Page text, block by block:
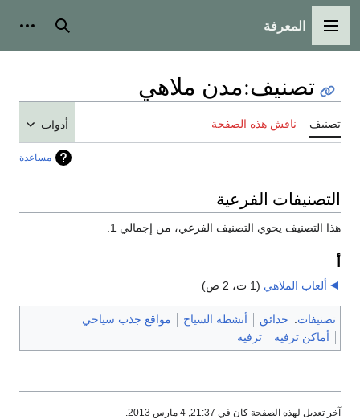
القائمة الرئيسية
المعرفة بحث
تصنيف:مدن ملاهي
تصنيف ناقش هذه الصفحة أدوات
مساعدة
التصنيفات الفرعية
هذا التصنيف يحوي التصنيف الفرعي، من إجمالي 1.
ألعاب الملاهي (1 ت، 2 ص)
تصنيفات: حدائق أنشطة السياح
مواقع جذب سياحي
أماكن ترفيه
ترفيه
آخر تعديل لهذه الصفحة كان في 21:37, 4 مارس 2013.